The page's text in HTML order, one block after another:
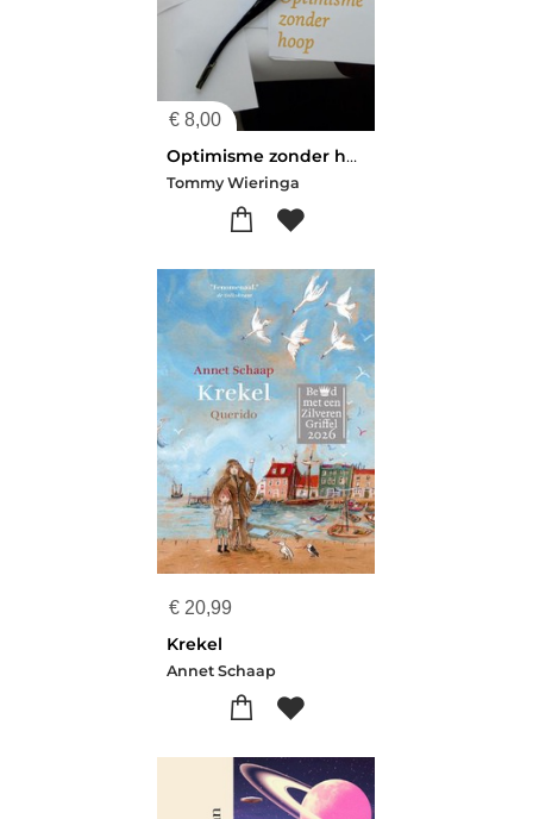
€ 8,00
Optimisme zonder hoop
Tommy Wieringa
€ 20,99
Krekel
Annet Schaap